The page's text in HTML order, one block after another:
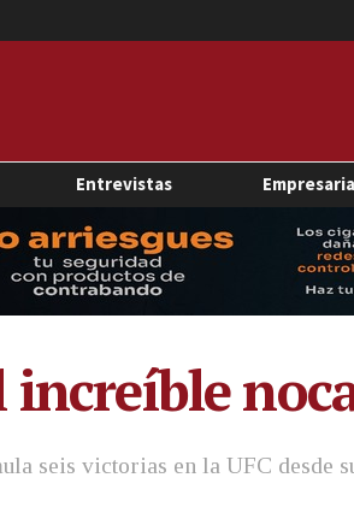
Entrevistas
increíble
seis victorias en la UFC desde